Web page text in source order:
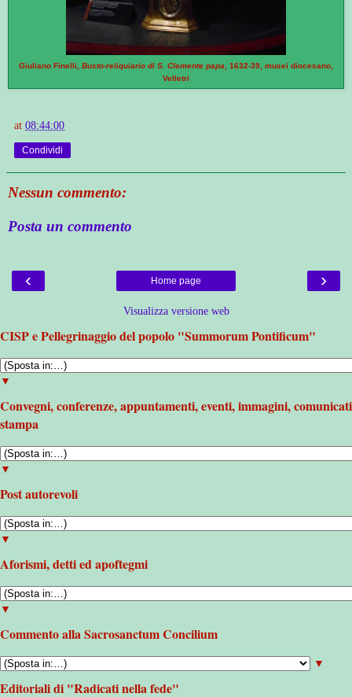
Giuliano Finelli, Busto-reliquiario di S. Clemente papa , 1632-39, musei diocesano,
Velletri
at 08:44:00
Condividi
Nessun commento:
Posta un commento
‹ ›
Home page
Visualizza versione web
CISP e Pellegrinaggio del popolo "Summorum Pontificum"
▼
Convegni, conferenze, appuntamenti, eventi, immagini, comunicati
stampa
▼
Post autorevoli
▼
Aforismi, detti ed apoftegmi
▼
Commento alla Sacrosanctum Concilium
▼
Editoriali di "Radicati nella fede"